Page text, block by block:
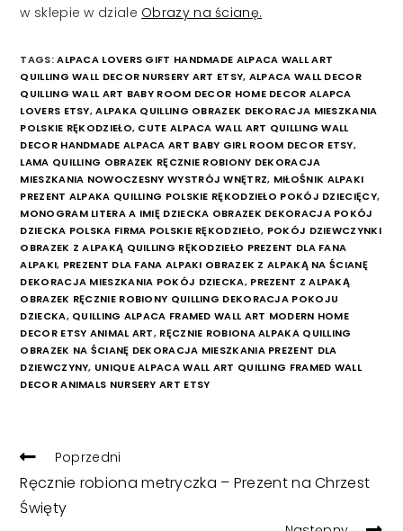
w sklepie w dziale Obrazy na ścianę.
TAGS:ALPACA LOVERS GIFT HANDMADE ALPACA WALL ART
QUILLING WALL DECOR NURSERY ART ETSY, ALPACA WALL DECOR
QUILLING WALL ART BABY ROOM DECOR HOME DECOR ALAPCA
LOVERS ETSY, ALPAKA QUILLING OBRAZEK DEKORACJA MIESZKANIA
POLSKIE RĘKODZIEŁO, CUTE ALPACA WALL ART QUILLING WALL
DECOR HANDMADE ALPACA ART BABY GIRL ROOM DECOR ETSY,
LAMA QUILLING OBRAZEK RĘCZNIE ROBIONY DEKORACJA
MIESZKANIA NOWOCZESNY WYSTRÓJ WNĘTRZ, MIŁOŚNIK ALPAKI
PREZENT ALPAKA QUILLING POLSKIE RĘKODZIEŁO POKÓJ DZIECIĘCY,
MONOGRAM LITERA A IMIĘ DZIECKA OBRAZEK DEKORACJA POKÓJ
DZIECKA POLSKA FIRMA POLSKIE RĘKODZIEŁO, POKÓJ DZIEWCZYNKI
OBRAZEK Z ALPAKĄ QUILLING RĘKODZIEŁO PREZENT DLA FANA
ALPAKI, PREZENT DLA FANA ALPAKI OBRAZEK Z ALPAKĄ NA ŚCIANĘ
DEKORACJA MIESZKANIA POKÓJ DZIECKA, PREZENT Z ALPAKĄ
OBRAZEK RĘCZNIE ROBIONY QUILLING DEKORACJA POKOJU
DZIECKA, QUILLING ALPACA FRAMED WALL ART MODERN HOME
DECOR ETSY ANIMAL ART, RĘCZNIE ROBIONA ALPAKA QUILLING
OBRAZEK NA ŚCIANĘ DEKORACJA MIESZKANIA PREZENT DLA
DZIEWCZYNY, UNIQUE ALPACA WALL ART QUILLING FRAMED WALL
DECOR ANIMALS NURSERY ART ETSY
READ
ARTICLES
Poprzedni
Ręcznie robiona metryczka – Prezent na Chrzest
Święty